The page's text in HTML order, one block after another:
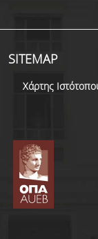
SITEMAP
Χάρτης